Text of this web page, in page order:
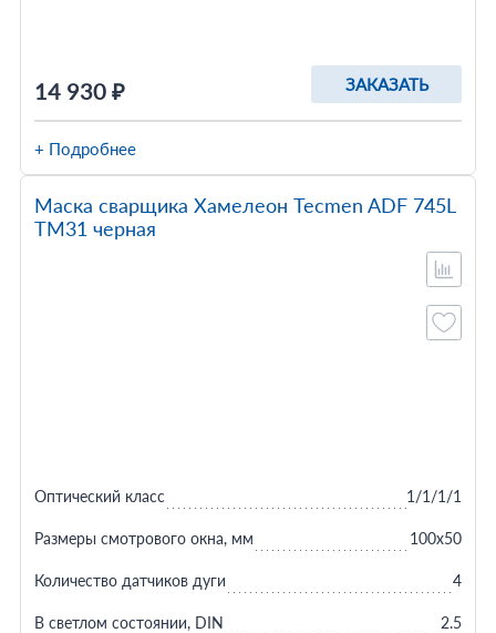
14 930 ₽ ЗАКАЗАТЬ
+ Подробнее
Маска сварщика Хамелеон Tecmen ADF 745L
TM31 черная
Оптический класс 1/1/1/1
Размеры смотрового окна, мм 100х50
Количество датчиков дуги 4
В светлом состоянии, DIN 2.5